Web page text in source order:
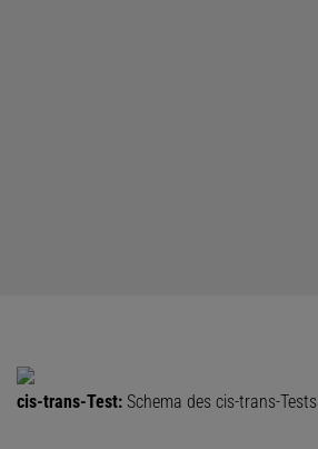
cis-trans-Test: Schema des cis-trans-Tests